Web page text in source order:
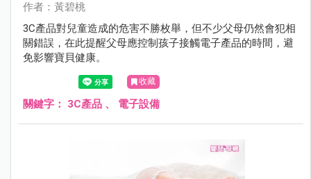
作者：黃碧桃
3C產品對兒童造成的危害不勝枚舉，但不少父母仍然會犯相
關錯誤，在此提醒父母應控制孩子接觸電子產品的時間，避
免影響寶貝健康。
收藏
關鍵字： 3C產品 、 電子設備